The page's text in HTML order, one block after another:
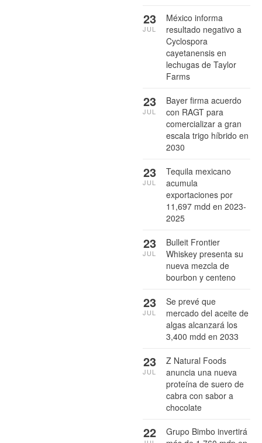
México informa
resultado negativo a
Cyclospora
cayetanensis en
lechugas de Taylor
Farms
23
JUL
Bayer firma acuerdo
con RAGT para
comercializar a gran
escala trigo híbrido en
2030
23
JUL
Tequila mexicano
acumula
exportaciones por
11,697 mdd en 2023-
2025
23
JUL
Bulleit Frontier
Whiskey presenta su
nueva mezcla de
bourbon y centeno
23
JUL
Se prevé que
mercado del aceite de
algas alcanzará los
3,400 mdd en 2033
23
JUL
Z Natural Foods
anuncia una nueva
proteína de suero de
cabra con sabor a
chocolate
23
JUL
Grupo Bimbo invertirá
22